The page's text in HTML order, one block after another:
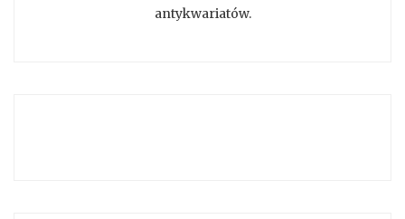
antykwariatów.